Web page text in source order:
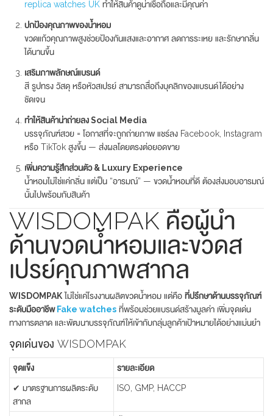
replica watches UK ทำให้สินค้าดูน่าเชื่อถือและมีคุณค่า
ปกป้องคุณภาพของน้ำหอม
ขวดแก้วคุณภาพสูงช่วยป้องกันแสงและอากาศ ลดการระเหย และรักษากลิ่น
ได้นานขึ้น
เสริมภาพลักษณ์แบรนด์
สี รูปทรง วัสดุ หรือหัวสเปรย์ สามารถสื่อถึงบุคลิกของแบรนด์ได้อย่าง
ชัดเจน
ทำให้สินค้าน่าถ่ายลง Social Media
บรรจุภัณฑ์สวย = โอกาสที่จะถูกถ่ายภาพ แชร์ลง Facebook, Instagram
หรือ TikTok สูงขึ้น — ส่งผลโดยตรงต่อยอดขาย
เพิ่มความรู้สึกส่วนตัว & Luxury Experience
น้ำหอมไม่ใช่แค่กลิ่น แต่เป็น “อารมณ์” — ขวดน้ำหอมที่ดี ต้องส่งมอบอารมณ์
นั้นไปพร้อมกับสินค้า
WISDOMPAK คือผู้นำ
ด้านขวดน้ำหอมและขวดส
เปรย์คุณภาพสากล
WISDOMPAKไม่ใช่แค่โรงงานผลิตขวดน้ำหอม แต่คือ ที่ปรึกษาด้านบรรจุภัณฑ์
ระดับมืออาชีพ Fake watches ที่พร้อมช่วยแบรนด์สร้างมูลค่า เพิ่มจุดเด่น
ทางการตลาด และพัฒนาบรรจุภัณฑ์ให้เข้ากับกลุ่มลูกค้าเป้าหมายได้อย่างแม่นยำ
จุดเด่นของ WISDOMPAK
จุดแข็ง รายละเอียด
✔ มาตรฐานการผลิตระดับ
สากล
ISO, GMP, HACCP